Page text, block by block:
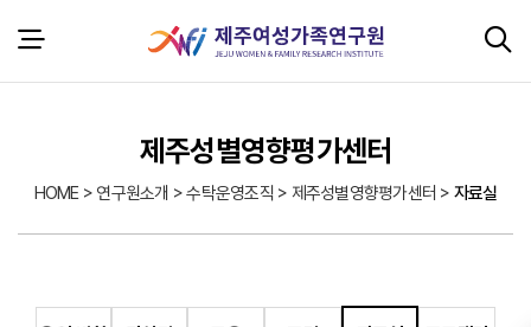
제주성별영향평가센터
HOME > 연구원소개 > 수탁운영조직 > 제주성별영향평가센터 > 자료실